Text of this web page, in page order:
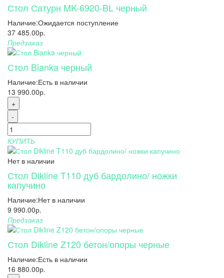
Стол Сатурн MK-6920-BL черный
Наличие:Ожидается поступление
37 485.00р.
Предзаказ
Стол Bianka черный
Наличие:Есть в наличии
13 990.00р.
+
-
КУПИТЬ
Нет в наличии
Стол Dikline T110 дуб бардолино/ ножки
капучино
Наличие:Нет в наличии
9 990.00р.
Предзаказ
Стол Dikline Z120 бетон/опоры черные
Наличие:Есть в наличии
16 880.00р.